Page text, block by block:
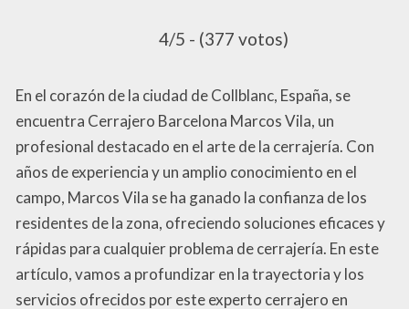
4/5 - (377 votos)
En el corazón de la ciudad de Collblanc, España, se
encuentra Cerrajero Barcelona Marcos Vila, un
profesional destacado en el arte de la cerrajería. Con
años de experiencia y un amplio conocimiento en el
campo, Marcos Vila se ha ganado la confianza de los
residentes de la zona, ofreciendo soluciones eficaces y
rápidas para cualquier problema de cerrajería. En este
artículo, vamos a profundizar en la trayectoria y los
servicios ofrecidos por este experto cerrajero en